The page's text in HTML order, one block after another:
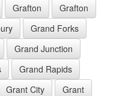
Grafton
Grafton
Grand Forks
Grand Junction
Grand Rapids
Grant City
Grant